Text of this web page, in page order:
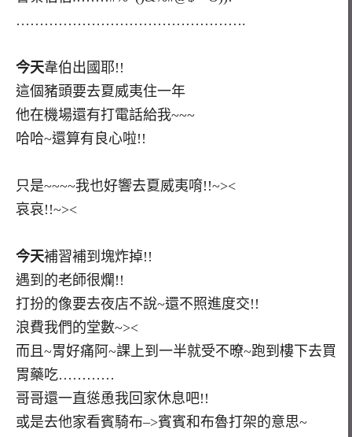
………………………………………….
今天韋伯出國耶!!
這個豬頭要去夏威夷住一年
他在機場還有打電話給我~~~
哈哈~還算有良心啦!!
只是~~~~我也好響去夏威夷唷!!~><
哀哀!!~><
今天補習補到塊炸掉!!
遇到的老師很爛!!
打扮的像要去夜店不說~還不照進度交!!
浪費我們的堂數~><
而且~胃好痛阿~課上到一半就受不暸~跑到樓下去買
胃藥吃…………
哥哥還一直慫恿我回家休息吧!!
或是去他家看賓騎布–>賓賓和布魯打架的意思~